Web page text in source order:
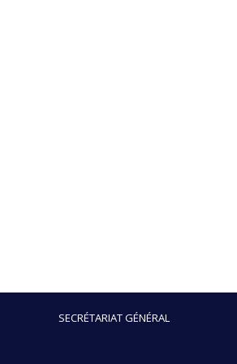
SECRÉTARIAT GÉNÉRAL